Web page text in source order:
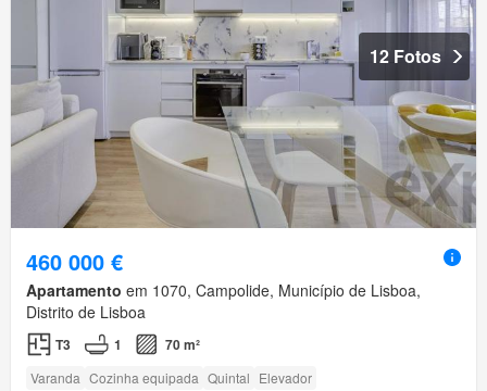
12 Fotos
460 000 €
Apartamento em 1070, Campolide, Município de Lisboa,
Distrito de Lisboa
T3 1 70 m²
Varanda Cozinha equipada Quintal Elevador